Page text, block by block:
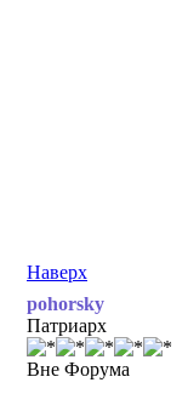
Наверх
pohorsky
Патриарх
Вне Форума